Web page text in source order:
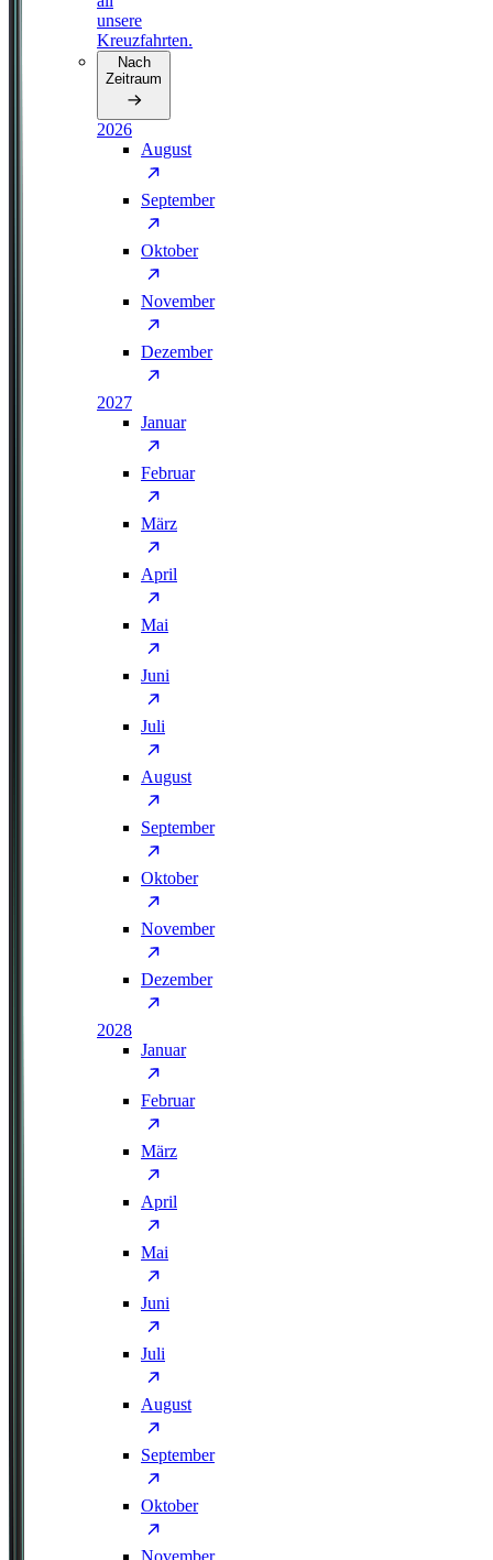
unsere
Kreuzfahrten.
Nach
Zeitraum
2026
August
September
Oktober
November
Dezember
2027
Januar
Februar
März
April
Mai
Juni
Juli
August
September
Oktober
November
Dezember
2028
Januar
Februar
März
April
Mai
Juni
Juli
August
September
Oktober
November